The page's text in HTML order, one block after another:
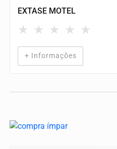
EXTASE MOTEL
★ ★ ★ ★ ★
+ Informações